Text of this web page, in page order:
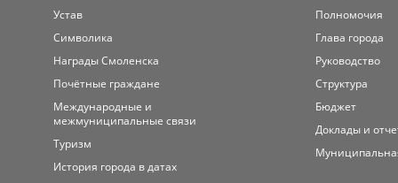
Устав
Символика
Награды Смоленска
Почётные граждане
Международные и
межмуниципальные связи
Туризм
История города в датах
Полномочия
Глава города
Руководство
Структура
Бюджет
Доклады и